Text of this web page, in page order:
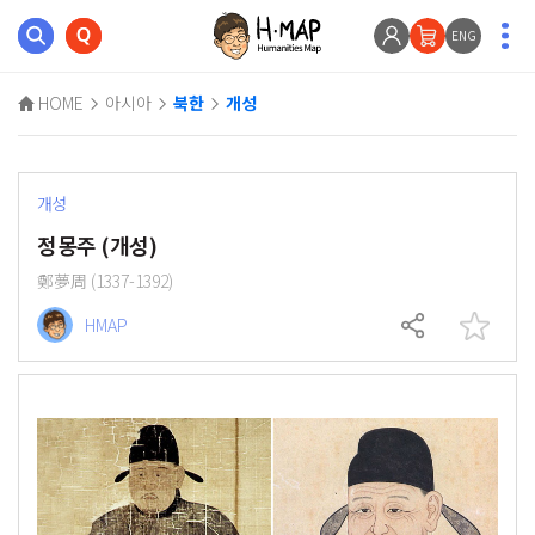
ENG
HOME 아시아 북한 개성
개성
정몽주 (개성)
鄭夢周 (1337-1392)
HMAP